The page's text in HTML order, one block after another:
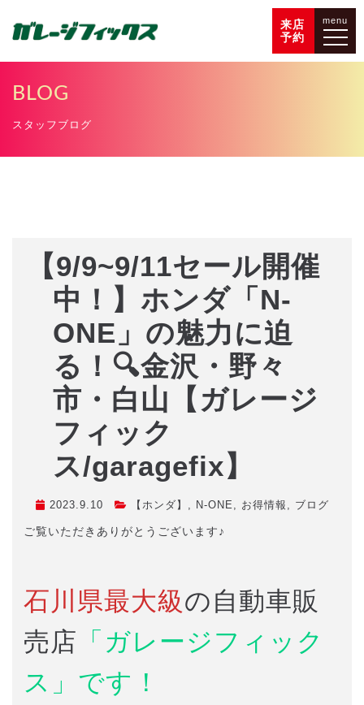
来店
予約
menu
BLOG
スタッフブログ
【9/9~9/11セール開催
中！】ホンダ「N-
ONE」の魅力に迫
る！🔍金沢・野々
市・白山【ガレージ
フィック
ス/garagefix】
2023.9.10 【ホンダ】 , N-ONE , お得情報 , ブログ
ご覧いただきありがとうございます♪
石川県最大級の自動車販
売店 「ガレージフィック
ス」です！